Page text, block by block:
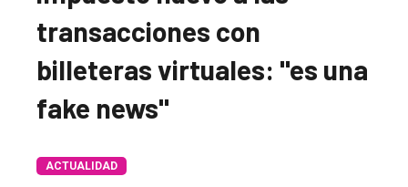
transacciones con
billeteras virtuales: "es una
fake news"
ACTUALIDAD